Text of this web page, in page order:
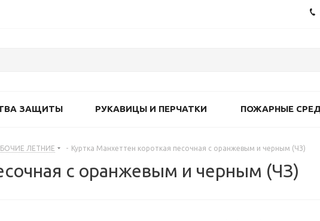
ЗАЩИТЫ РУКАВИЦЫ И ПЕРЧАТКИ ПОЖАРНЫЕ
ЛЕТНИЕ - Куртка Манхеттен короткая песочная с оранжевым и черным (ЧЗ)
с оранжевым и черным (ЧЗ)